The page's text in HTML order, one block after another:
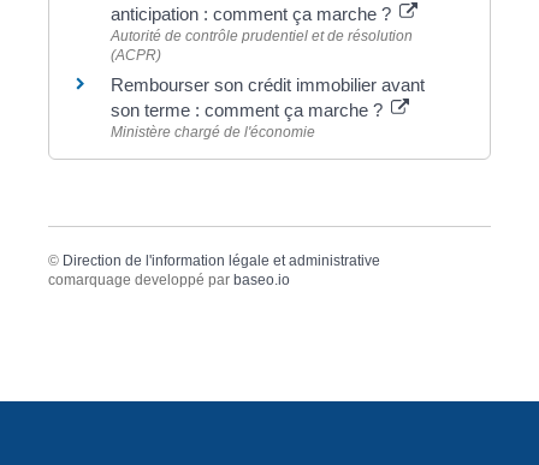
anticipation : comment ça marche ?
Autorité de contrôle prudentiel et de résolution
(ACPR)
Rembourser son crédit immobilier avant
son terme : comment ça marche ?
Ministère chargé de l'économie
© Direction de l'information légale et administrative
comarquage developpé par baseo.io